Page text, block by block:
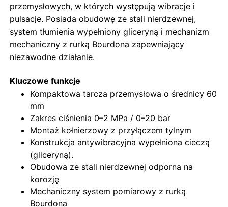
Wycieczka po fabryce
Kontrola jakości
Poprosić o wycenę
manometr ze stali nierdzewnej
manometr odporny na wstrząsy
Wskaźnik temperatury i ciśnienia
przemysłowych, w których występują wibracje i
pulsacje. Posiada obudowę ze stali nierdzewnej,
system tłumienia wypełniony gliceryną i mechanizm
mechaniczny z rurką Bourdona zapewniający
niezawodne działanie.
Kluczowe funkcje
Kompaktowa tarcza przemysłowa o średnicy 60
mm
Zakres ciśnienia 0–2 MPa / 0–20 bar
Montaż kołnierzowy z przyłączem tylnym
Konstrukcja antywibracyjna wypełniona cieczą
(gliceryną).
Obudowa ze stali nierdzewnej odporna na
korozję
Mechaniczny system pomiarowy z rurką
Bourdona